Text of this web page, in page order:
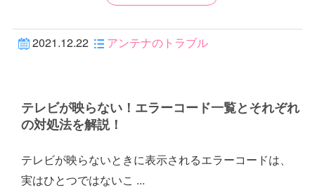
2021.12.22 アンテナのトラブル
テレビが映らない！エラーコード一覧とそれぞれ
の対処法を解説！
テレビが映らないときに表示されるエラーコードは、
実はひとつではないこ ...